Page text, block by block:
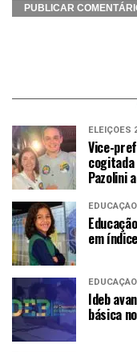
ELEIÇÕES
Vice-
Pazolini
EDUCAÇÃO
em
EDUCAÇÃO
Ideb
básica